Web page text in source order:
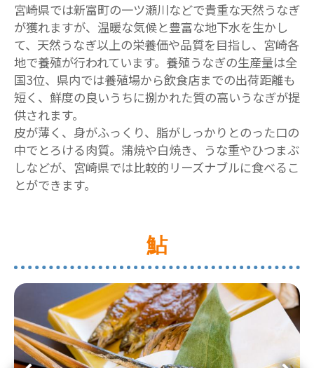
宮崎県では新富町の一ツ瀬川などで貴重な天然うなぎ
が獲れますが、温暖な気候と豊富な地下水を生かし
て、天然うなぎ以上の栄養価や品質を目指し、宮崎各
地で養殖が行われています。養殖うなぎの生産量は全
国3位、県内では養殖場から飲食店までの出荷距離も
短く、鮮度の良いうちに捌かれた質の高いうなぎが提
供されます。
皮が薄く、身がふっくり、脂がしっかりとのった口の
中でとろける肉質。蒲焼や白焼き、うな重やひつまぶ
しなどが、宮崎県では比較的リーズナブルに食べるこ
とができます。
鮎